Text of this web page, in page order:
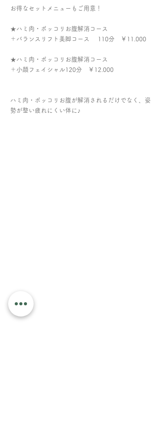
お得なセットメニューもご用意！
★ハミ肉・ポッコリお腹解消コース
＋バランスリフト美脚コース 110分 ￥11.000
★ハミ肉・ポッコリお腹解消コース
＋小顔フェイシャル120分 ￥12.000
ハミ肉・ポッコリお腹が解消されるだけでなく、姿
勢が整い疲れにくい体に♪